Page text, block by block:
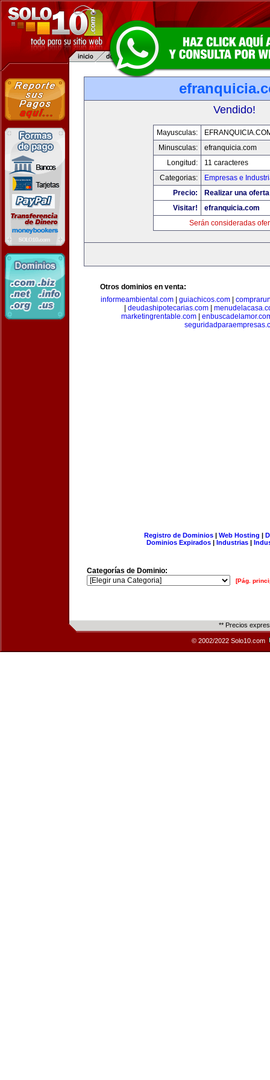
Vendido!
Mayusculas:
Minusculas:
efranquicia.com
Longitud:
11 caracteres
Categorias:
Empresas e
Precio:
Realizar una
Visitar!
efranquicia.com
Serán consideradas
Otros dominios en venta:
informeambiental.com
guiachicos.com
deudashipotecarias.com|
marketingrentable.com|
Registro de Dominios| Web Hosting |
Dominios Expirados | Industrias |
Categorías de Dominio:
[Pág.
** Precios
© 2002/2022 Solo10.com